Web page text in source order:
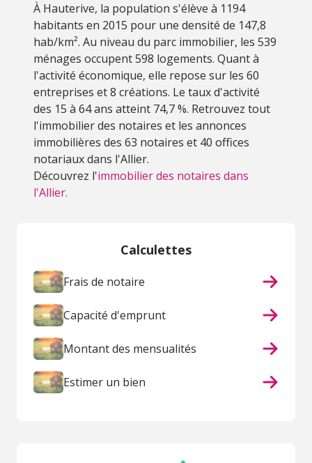
À Hauterive, la population s'élève à 1194
habitants en 2015 pour une densité de 147,8
hab/km². Au niveau du parc immobilier, les 539
ménages occupent 598 logements. Quant à
l'activité économique, elle repose sur les 60
entreprises et 8 créations. Le taux d'activité
des 15 à 64 ans atteint 74,7 %. Retrouvez tout
l'immobilier des notaires et les annonces
immobilières des 63 notaires et 40 offices
notariaux dans l'Allier.
Découvrez l'immobilier des notaires dans
l'Allier.
Calculettes
Frais de notaire
Capacité d'emprunt
Montant des mensualités
Estimer un bien